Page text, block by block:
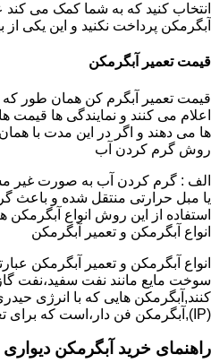
انتخاب کنید که به شما کمک می کند
آبگرمکن پرداخت نکنید و این یکی
قیمت تعمیر آبگرمکن
قیمت تعمیر آبگرم کن همان طور که
اعلام می کنند و نمایندگی ها
ها می دهند و اگر در این مدت با
روش گرم کردن آب
الف : گرم کردن آب به صورت غیر
یا مبل حرارتی منتقل شده و
استفاده از این روش انواع
انواع آبگرمکن و تعمیر آبگرمکن
سوخت مایع مانند نفت سفید،نفت
(IP),آبگرمکن فن دار،است که برای تعمیر آبگرمکن باید به نمایندگی تماس حاصل فرمایید.
راهنمای خرید آبگرمکن دیواری